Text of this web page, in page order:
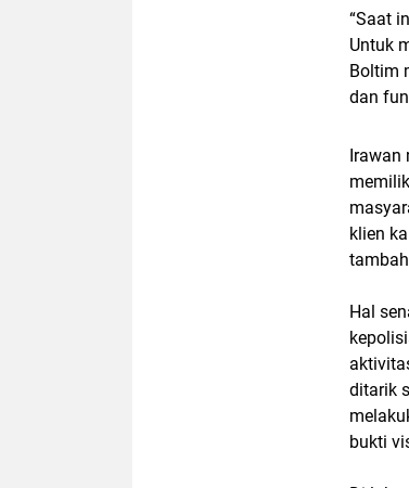
“Saat
Untuk
Boltim
dan
Irawan
klien
Hal
ditarik
bukti